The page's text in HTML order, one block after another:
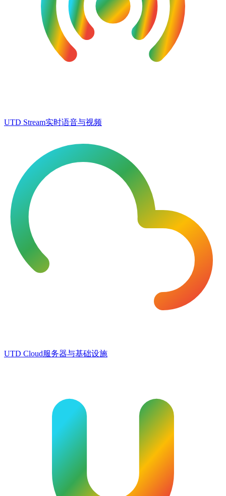
UTD Stream实时语音与视频
UTD Cloud服务器与基础设施